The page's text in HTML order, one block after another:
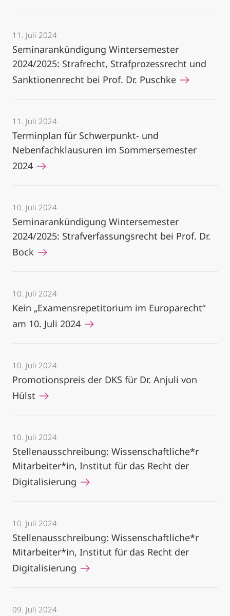
11. Juli 2024
Seminarankündigung Wintersemester
2024/2025: Strafrecht, Strafprozessrecht und
Sanktionenrecht bei Prof. Dr. Puschke
11. Juli 2024
Terminplan für Schwerpunkt- und
Nebenfachklausuren im Sommersemester
2024
10. Juli 2024
Seminarankündigung Wintersemester
2024/2025: Strafverfassungsrecht bei Prof. Dr.
Bock
10. Juli 2024
Kein „Examensrepetitorium im Europarecht“
am 10. Juli 2024
10. Juli 2024
Promotionspreis der DKS für Dr. Anjuli von
Hülst
10. Juli 2024
Stellenausschreibung: Wissenschaftliche*r
Mitarbeiter*in, Institut für das Recht der
Digitalisierung
10. Juli 2024
Stellenausschreibung: Wissenschaftliche*r
Mitarbeiter*in, Institut für das Recht der
Digitalisierung
09. Juli 2024